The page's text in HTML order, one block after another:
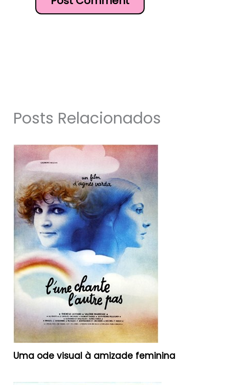
Posts Relacionados
Uma ode visual à amizade feminina